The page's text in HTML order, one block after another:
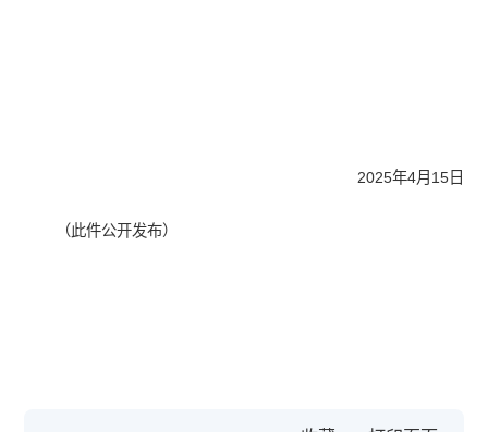
2025年4月15日
（此件公开发布）